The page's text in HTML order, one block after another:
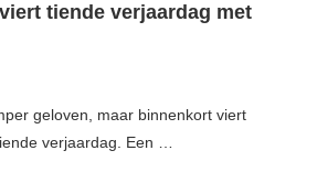
tiende verjaardag met
geloven, maar binnenkort viert
verjaardag. Een …